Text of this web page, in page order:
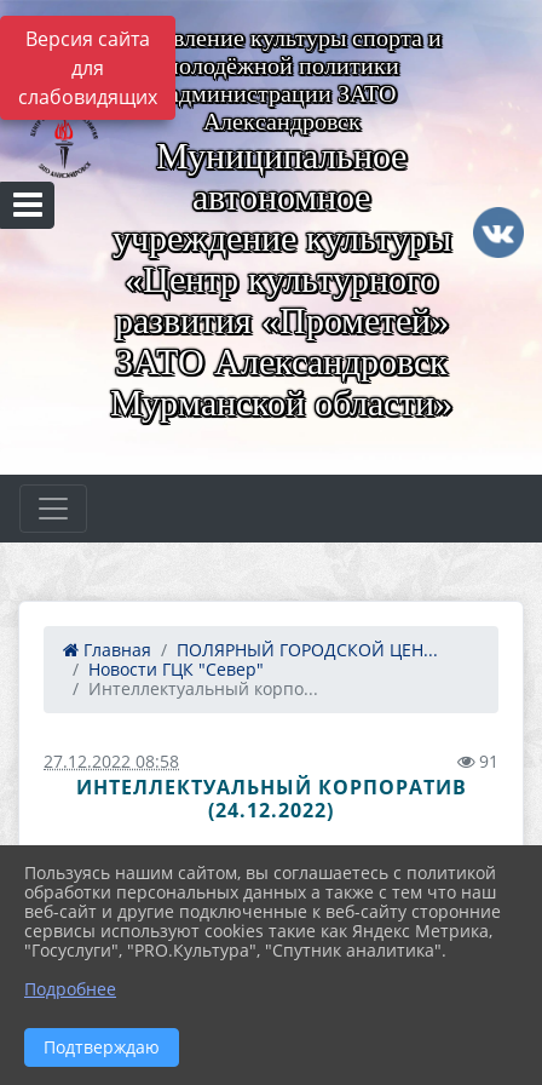
Версия сайта
для
слабовидящих
Управление культуры спорта и
молодёжной политики
администрации ЗАТО
Александровск
Муниципальное
автономное
учреждение культуры
«Центр культурного
развития «Прометей»
ЗАТО Александровск
Мурманской области»
Главная
ПОЛЯРНЫЙ ГОРОДСКОЙ ЦЕН...
Новости ГЦК "Север"
Интеллектуальный корпо...
27.12.2022 08:58 91
ИНТЕЛЛЕКТУАЛЬНЫЙ КОРПОРАТИВ
(24.12.2022)
Пользуясь нашим сайтом, вы соглашаетесь с политикой
обработки персональных данных а также с тем что наш
веб-сайт и другие подключенные к веб-сайту сторонние
сервисы используют cookies такие как Яндекс Метрика,
"Госуслуги", "PRO.Культура", "Спутник аналитика".
Подробнее
Подтверждаю